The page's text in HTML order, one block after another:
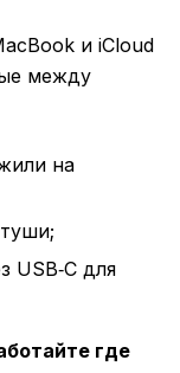
и iCloud
между
на
USB‑C для
где